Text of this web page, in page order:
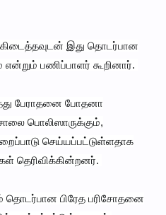
இது தொடர்பான
பணிப்பாளர் கூறினார்.
பேராதனை போதனா
பொலிஸாருக்கும்,
செய்யப்பட்டுள்ளதாக
தெரிவிக்கின்றனர்.
தொடர்பான பிரேத பரிசோதனை